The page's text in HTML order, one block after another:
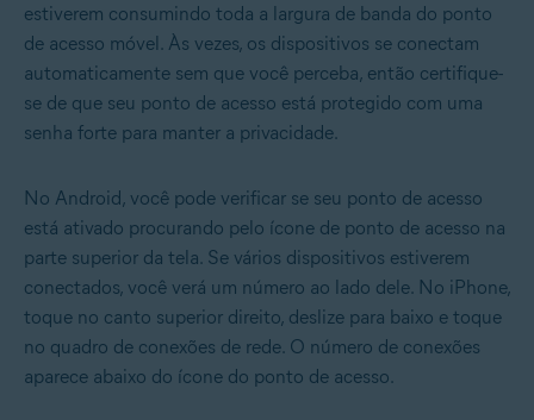
estiverem consumindo toda a largura de banda do ponto
de acesso móvel. Às vezes, os dispositivos se conectam
automaticamente sem que você perceba, então certifique-
se de que seu ponto de acesso está protegido com uma
senha forte para manter a privacidade.
No Android, você pode verificar se seu ponto de acesso
está ativado procurando pelo ícone de ponto de acesso na
parte superior da tela. Se vários dispositivos estiverem
conectados, você verá um número ao lado dele. No iPhone,
toque no canto superior direito, deslize para baixo e toque
no quadro de conexões de rede. O número de conexões
aparece abaixo do ícone do ponto de acesso.